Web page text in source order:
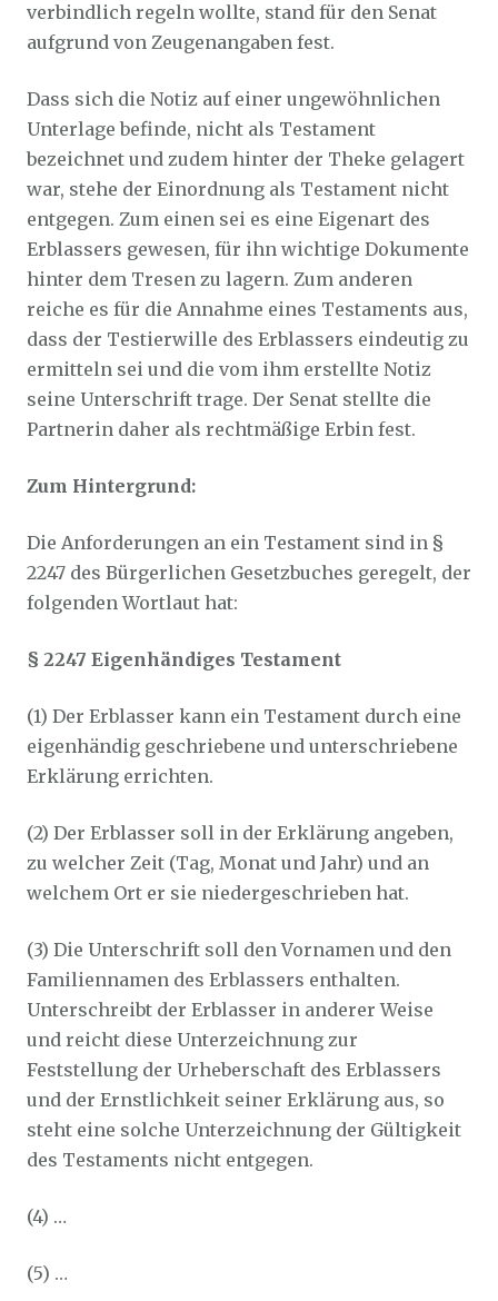
verbindlich regeln wollte, stand für den Senat
aufgrund von Zeugenangaben fest.
Dass sich die Notiz auf einer ungewöhnlichen
Unterlage befinde, nicht als Testament
bezeichnet und zudem hinter der Theke gelagert
war, stehe der Einordnung als Testament nicht
entgegen. Zum einen sei es eine Eigenart des
Erblassers gewesen, für ihn wichtige Dokumente
hinter dem Tresen zu lagern. Zum anderen
reiche es für die Annahme eines Testaments aus,
dass der Testierwille des Erblassers eindeutig zu
ermitteln sei und die vom ihm erstellte Notiz
seine Unterschrift trage. Der Senat stellte die
Partnerin daher als rechtmäßige Erbin fest.
Zum Hintergrund:
Die Anforderungen an ein Testament sind in §
2247 des Bürgerlichen Gesetzbuches geregelt, der
folgenden Wortlaut hat:
§ 2247 Eigenhändiges Testament
(1) Der Erblasser kann ein Testament durch eine
eigenhändig geschriebene und unterschriebene
Erklärung errichten.
(2) Der Erblasser soll in der Erklärung angeben,
zu welcher Zeit (Tag, Monat und Jahr) und an
welchem Ort er sie niedergeschrieben hat.
(3) Die Unterschrift soll den Vornamen und den
Familiennamen des Erblassers enthalten.
Unterschreibt der Erblasser in anderer Weise
und reicht diese Unterzeichnung zur
Feststellung der Urheberschaft des Erblassers
und der Ernstlichkeit seiner Erklärung aus, so
steht eine solche Unterzeichnung der Gültigkeit
des Testaments nicht entgegen.
(4) …
(5) …